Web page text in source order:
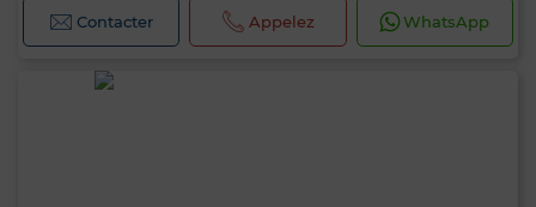
Contacter Appelez WhatsApp